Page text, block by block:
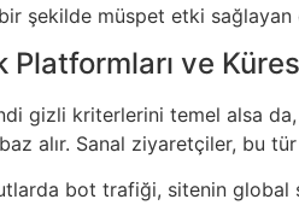
şekilde müspet etki sağlayan
Platformları ve
gizli kriterlerini temel alsa
alır. Sanal ziyaretçiler, bu
bot trafiği, sitenin global